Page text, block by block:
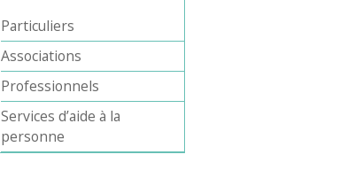
Particuliers
Associations
Professionnels
Services d’aide à la
personne